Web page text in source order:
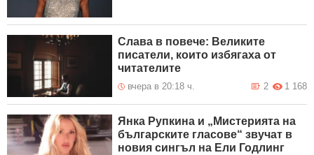
Слава в повече: Великите
писатели, които избягаха от
читателите
вчера в 20:18 ч. 1 168
2
Янка Рупкина и „Мистерията на
българските гласове“ звучат в
новия сингъл на Ели Годлинг